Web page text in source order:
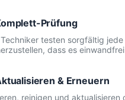
Prüfung
testen sorgfältig
dass es
& Erneuern
reinigen und aktualisieren